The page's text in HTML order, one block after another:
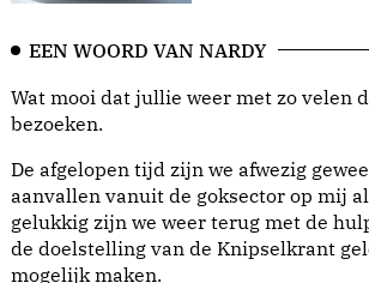
EEN WOORD VAN NARDY
Wat mooi dat jullie weer met zo velen
bezoeken.
De afgelopen tijd zijn we afwezig
aanvallen vanuit de goksector op mij
gelukkig zijn we weer terug met de
de doelstelling van de Knipselkrant
mogelijk maken.